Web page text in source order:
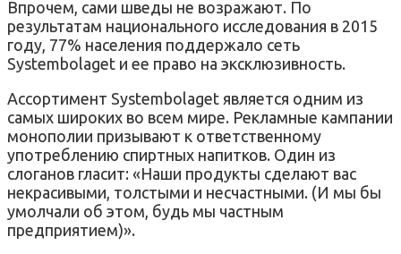
Впрочем, сами шведы не возражают. По
результатам национального исследования в 2015
году, 77% населения поддержало сеть
Systembolaget и ее право на эксклюзивность.
Ассортимент Systembolaget является одним из
самых широких во всем мире. Рекламные кампании
монополии призывают к ответственному
употреблению спиртных напитков. Один из
слоганов гласит: «Наши продукты сделают вас
некрасивыми, толстыми и несчастными. (И мы бы
умолчали об этом, будь мы частным
предприятием)».